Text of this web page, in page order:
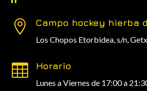
 Campo hockey hierba
Los Chopos Etorbidea, s/n,
 Horario
Lunes a Viernes de 17:00 a